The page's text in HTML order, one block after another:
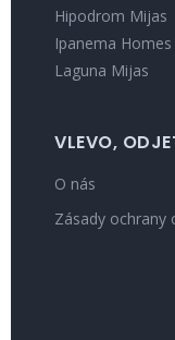
Hipodrom Mijas
Ipanema Homes
Laguna Mijas
VLEVO,
O nás
Zásady ochrany